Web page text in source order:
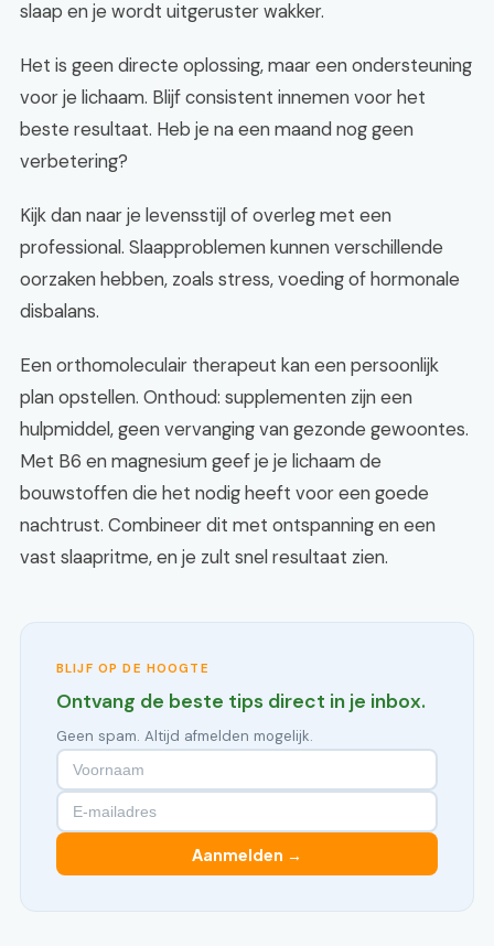
slaap en je wordt uitgeruster wakker.
Het is geen directe oplossing, maar een ondersteuning
voor je lichaam. Blijf consistent innemen voor het
beste resultaat. Heb je na een maand nog geen
verbetering?
Kijk dan naar je levensstijl of overleg met een
professional. Slaapproblemen kunnen verschillende
oorzaken hebben, zoals stress, voeding of hormonale
disbalans.
Een orthomoleculair therapeut kan een persoonlijk
plan opstellen. Onthoud: supplementen zijn een
hulpmiddel, geen vervanging van gezonde gewoontes.
Met B6 en magnesium geef je je lichaam de
bouwstoffen die het nodig heeft voor een goede
nachtrust. Combineer dit met ontspanning en een
vast slaapritme, en je zult snel resultaat zien.
BLIJF OP DE HOOGTE
Ontvang de beste tips direct in je inbox.
Geen spam. Altijd afmelden mogelijk.
Aanmelden →